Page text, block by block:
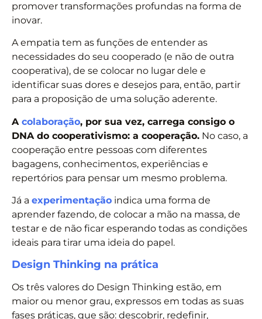
promover transformações profundas na forma de
inovar.
A empatia tem as funções de entender as
necessidades do seu cooperado (e não de outra
cooperativa), de se colocar no lugar dele e
identificar suas dores e desejos para, então, partir
para a proposição de uma solução aderente.
A colaboração, por sua vez, carrega consigo o
DNA do cooperativismo: a cooperação. No caso, a
cooperação entre pessoas com diferentes
bagagens, conhecimentos, experiências e
repertórios para pensar um mesmo problema.
Já a experimentação indica uma forma de
aprender fazendo, de colocar a mão na massa, de
testar e de não ficar esperando todas as condições
ideais para tirar uma ideia do papel.
Design Thinking na prática
Os três valores do Design Thinking estão, em
maior ou menor grau, expressos em todas as suas
fases práticas, que são: descobrir, redefinir,